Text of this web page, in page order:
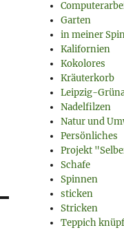
Garten
in meiner
Kalifornien
Kokolores
Kräuterkorb
Leipzig-
Nadelfilzen
Natur und
Persönliches
Projekt
Schafe
Spinnen
sticken
Stricken
Teppich